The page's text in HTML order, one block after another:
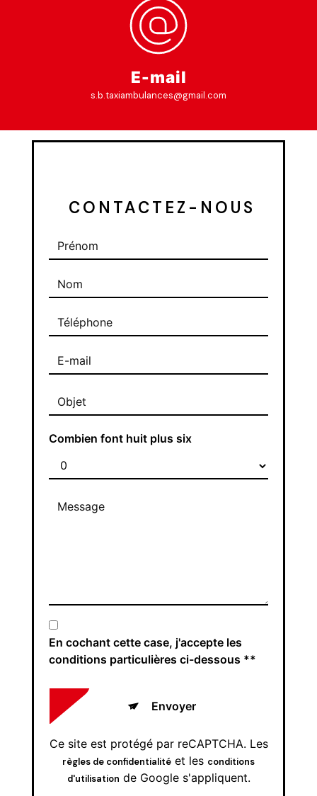
E-mail
s.b.taxiambulances@gmail.com
CONTACTEZ-NOUS
Combien font huit plus six
En cochant cette case, j'accepte les
conditions particulières ci-dessous **
Envoyer
Ce site est protégé par reCAPTCHA. Les
règles de confidentialité et les conditions
d'utilisation de Google s'appliquent.